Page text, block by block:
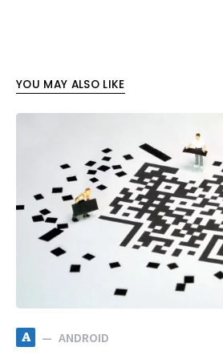
YOU MAY ALSO LIKE
A ANDROID